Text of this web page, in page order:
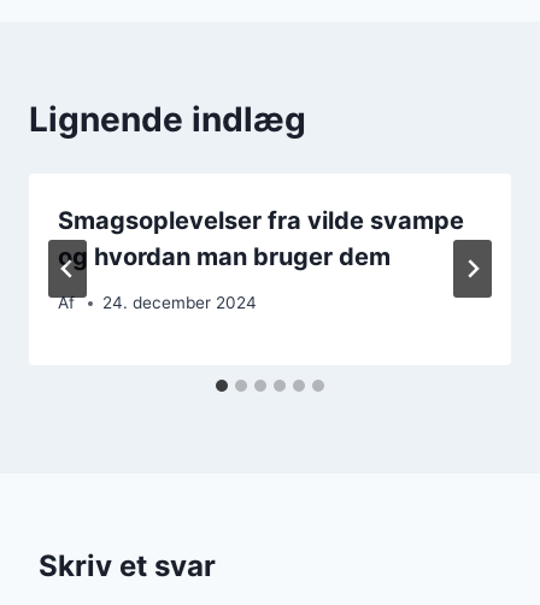
Lignende indlæg
Smagsoplevelser fra vilde svampe
og hvordan man bruger dem
Af 24. december 2024
Skriv et svar